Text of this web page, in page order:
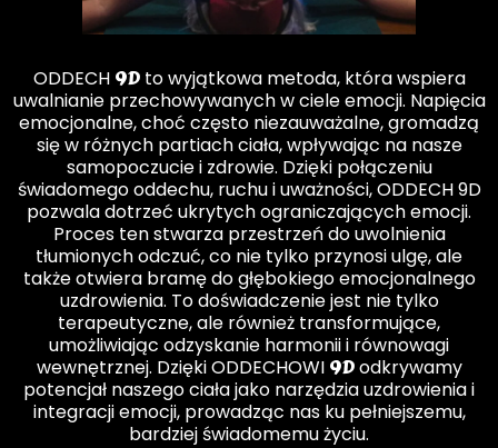
ODDECH 9Dto wyjątkowa metoda, która wspiera
uwalnianie przechowywanych w ciele emocji. Napięcia
emocjonalne, choć często niezauważalne, gromadzą
się w różnych partiach ciała, wpływając na nasze
samopoczucie i zdrowie. Dzięki połączeniu
świadomego oddechu, ruchu i uważności, ODDECH 9D
pozwala dotrzeć ukrytych ograniczających emocji.
Proces ten stwarza przestrzeń do uwolnienia
tłumionych odczuć, co nie tylko przynosi ulgę, ale
także otwiera bramę do głębokiego emocjonalnego
uzdrowienia. To doświadczenie jest nie tylko
terapeutyczne, ale również transformujące,
umożliwiając odzyskanie harmonii i równowagi
wewnętrznej. Dzięki ODDECHOWI 9Dodkrywamy
potencjał naszego ciała jako narzędzia uzdrowienia i
integracji emocji, prowadząc nas ku pełniejszemu,
bardziej świadomemu życiu.